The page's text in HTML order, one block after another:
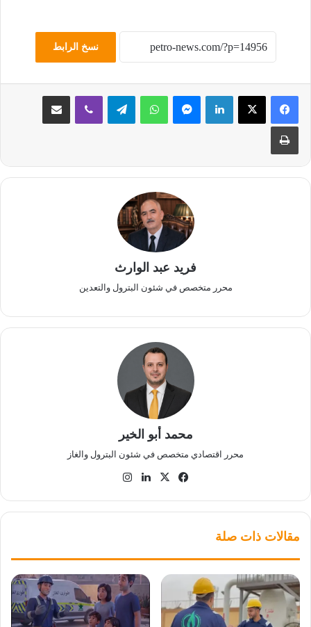
نسخ الرابط
لينكدإن ماسنجر واتساب تيلقرام ڤايبر مشاركة عبر البريد
طباعة
فريد عبد الوارث
محرر متخصص في شئون البترول والتعدين
محمد أبو الخير
محرر اقتصادي متخصص في شئون البترول والغاز
فيسبوك
‫X لينكدإن
مقالات ذات صلة